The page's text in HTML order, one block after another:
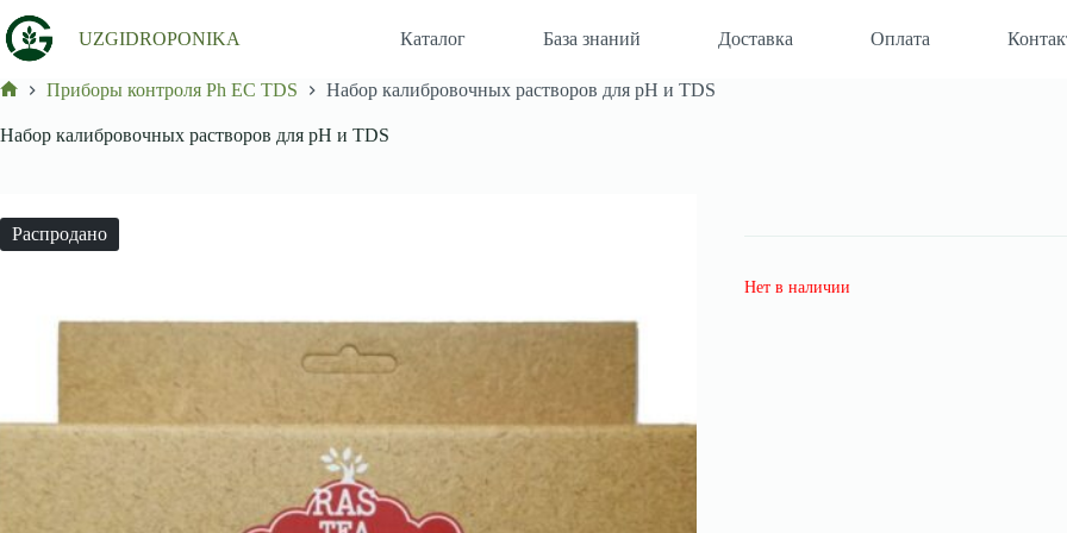
к
сути
UZGIDROPONIKA Каталог База знаний Доставка Оплата
Приборы контроля Ph EC TDS Набор калибровочных растворов для pH и TDS
Набор калибровочных растворов для pH и TDS
Распродано
Нет в наличии